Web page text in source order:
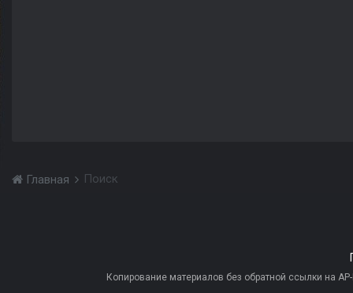
Главная Поиск
Копирование материалов без обратной ссылки на